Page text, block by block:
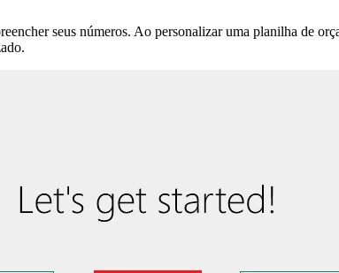
seus números. Ao personalizar uma planilha de